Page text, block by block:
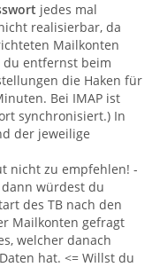
jedes mal
realisierbar, da
Mailkonten
du entfernst beim
die Haken für
Bei IMAP ist
synchronisiert.) In
der jeweilige
nicht zu empfehlen! -
würdest du
des TB nach den
Mailkonten gefragt
welcher danach
hat. <= Willst du